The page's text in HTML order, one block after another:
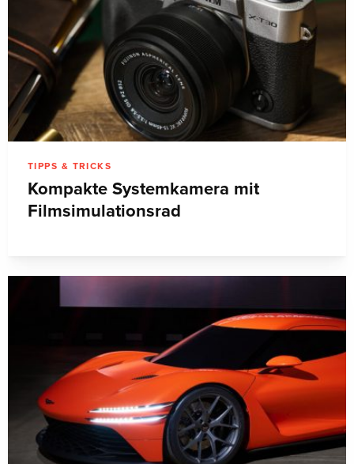
TIPPS & TRICKS
Kompakte Systemkamera mit
Filmsimulationsrad